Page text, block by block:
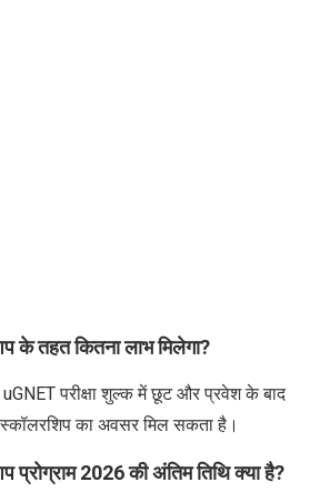
के तहत कितना लाभ मिलेगा?
uGNET परीक्षा शुल्क में छूट और प्रवेश के बाद
का अवसर मिल सकता है।
प्रोग्राम 2026की अंतिम तिथि क्या है?